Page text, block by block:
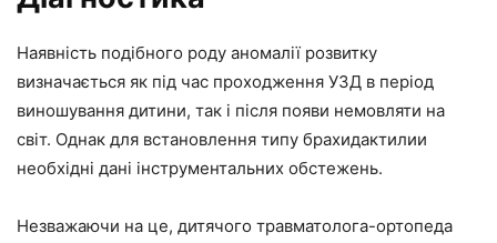
Наявність подібного роду аномалії розвитку
визначається як під час проходження УЗД в період
виношування дитини, так і після появи немовляти на
світ. Однак для встановлення типу брахидактилии
необхідні дані інструментальних обстежень.
Незважаючи на це, дитячого травматолога-ортопеда